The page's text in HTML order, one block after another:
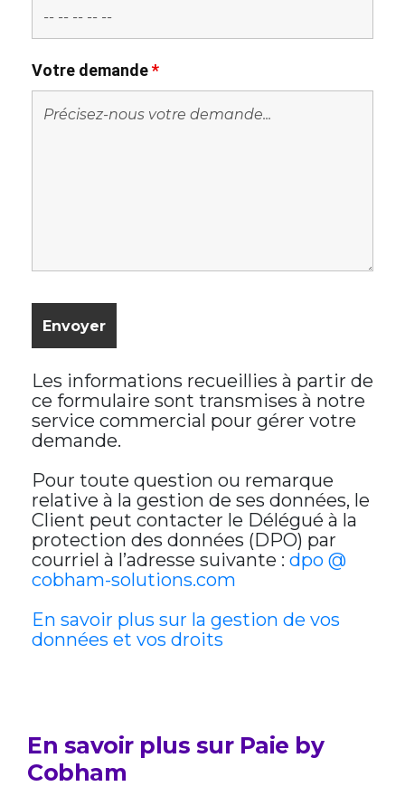
Votre demande*
Les informations recueillies à partir de
ce formulaire sont transmises à notre
service commercial pour gérer votre
demande.
Pour toute question ou remarque
relative à la gestion de ses données, le
Client peut contacter le Délégué à la
protection des données (DPO) par
courriel à l’adresse suivante : dpo @
cobham-solutions.com
En savoir plus sur la gestion de vos
données et vos droits
En savoir plus sur Paie by
Cobham